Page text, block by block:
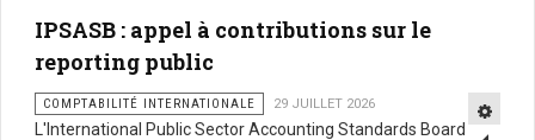
IPSASB : appel à contributions sur le
reporting public
COMPTABILITÉ INTERNATIONALE 29 JUILLET 2026
L'International Public Sector Accounting Standards Board